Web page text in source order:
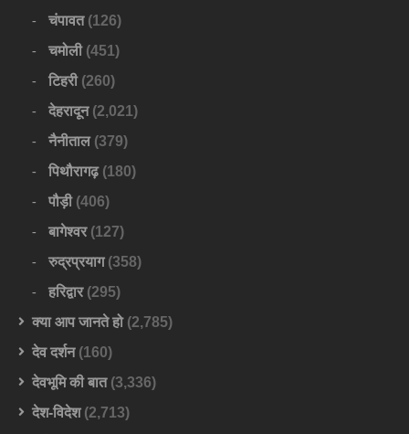
चंपावत(126)
चमोली(451)
टिहरी(260)
देहरादून(2,021)
नैनीताल(379)
पिथौरागढ़(180)
पौड़ी(406)
बागेश्वर(127)
रुद्रप्रयाग(358)
हरिद्वार(295)
क्या आप जानते हो(2,785)
देव दर्शन(160)
देवभूमि की बात(3,336)
देश-विदेश(2,713)